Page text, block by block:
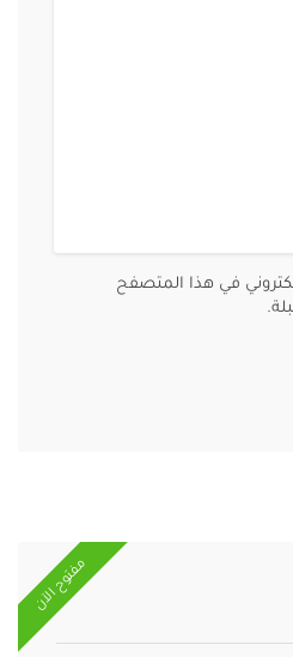
في هذا المتصفح
مفتوح الآن